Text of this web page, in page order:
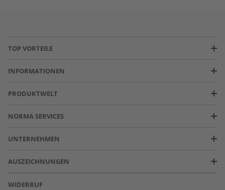
TOP VORTEILE
INFORMATIONEN
PRODUKTWELT
NORMA SERVICES
UNTERNEHMEN
AUSZEICHNUNGEN
WIDERRUF